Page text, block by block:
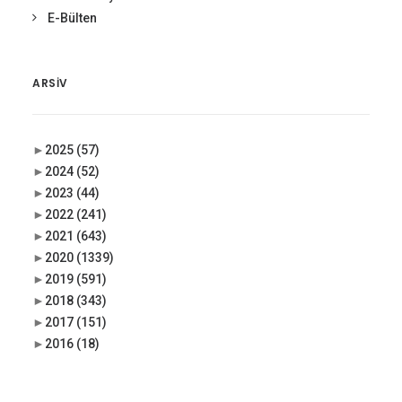
E-Bülten
ARSIV
► 2025 (57)
► 2024 (52)
► 2023 (44)
► 2022 (241)
► 2021 (643)
► 2020 (1339)
► 2019 (591)
► 2018 (343)
► 2017 (151)
► 2016 (18)